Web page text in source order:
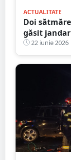
ACTUALITATE
Doi
găsit
22 iunie 2026